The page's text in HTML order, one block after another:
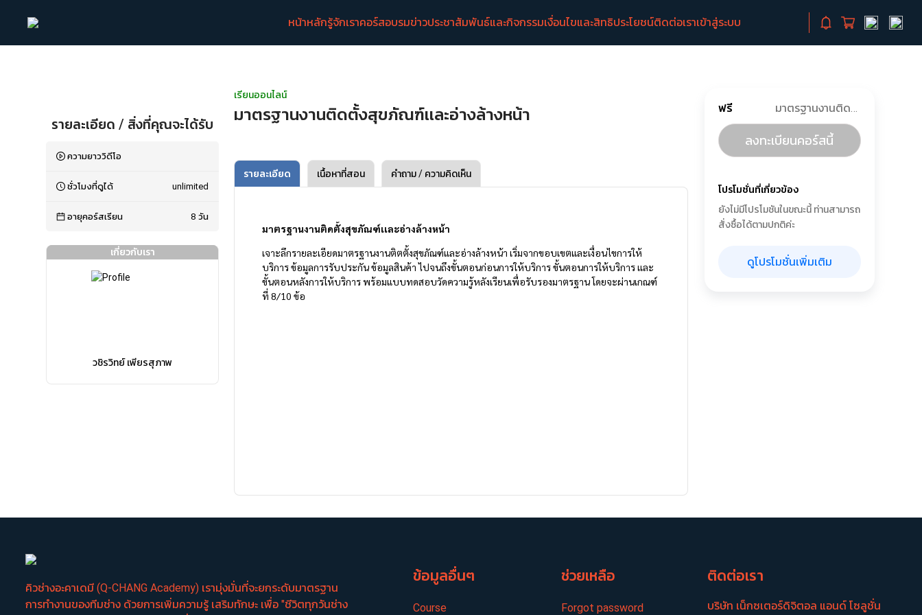
หน้าหลักรู้จักเราคอร์สอบรมข่าวประชาสัมพันธ์และกิจกรรมเงื่อนไขและสิทธิประโยชน์ติดต่อเราเข้าสู่ระบบ
รายละเอียด / สิ่งที่คุณจะได้รับ
ความยาววิดีโอ
ชั่วโมงที่ดูได้ unlimited
อายุคอร์สเรียน 8วัน
เกี่ยวกับเรา
วชิรวิทย์ เพียรสุภาพ
เรียนออนไลน์
มาตรฐานงานติดตั้งสุขภัณฑ์เเละอ่างล้างหน้า
รายละเอียด เนื้อหาที่สอน คำถาม / ความคิดเห็น
มาตรฐานงานติดตั้งสุขภัณฑ์เเละอ่างล้างหน้า
เจาะลึกรายละเอียดมาตรฐานงานติตตั้งสุขภัณฑ์และอ่างล้างหน้า เริ่มจากขอบเขตและเงื่อนไขการให้
บริการ ข้อมูลการรับประกัน ข้อมูลสินค้า ไปจนถึงขั้นตอนก่อนการให้บริการ ขั้นตอนการให้บริการ เเละ
ขั้นตอนหลังการให้บริการ พร้อมแบบทดสอบวัดความรู้หลังเรียนเพื่อรับรองมาตรฐาน โดยจะผ่านเกณฑ์
ที่ 8/10 ข้อ
ฟรี มาตรฐานงานติดตั้งสุขภัณฑ์เเละอ่างล้างหน้า
ลงทะเบียนคอร์สนี้
โปรโมชั่นที่เกี่ยวข้อง
ยังไม่มีโปรโมชันในขณะนี้ ท่านสามารถ
สั่งซื้อได้ตามปกติค่ะ
ดูโปรโมชั่นเพิ่มเติม
คิวช่างอะคาเดมี (Q-CHANG Academy) เรามุ่งมั่นที่จะยกระดับมาตรฐาน
การทำงานของทีมช่าง ด้วยการเพิ่มความรู้ เสริมทักษะ เพื่อ "ชีวิตทุกวันช่าง
ข้อมูลอื่นๆ
Course
ช่วยเหลือ
Forgot password
ติดต่อเรา
บริษัท เน็กซเตอร์​ดิจิตอล แอนด์ โซลูชั่น